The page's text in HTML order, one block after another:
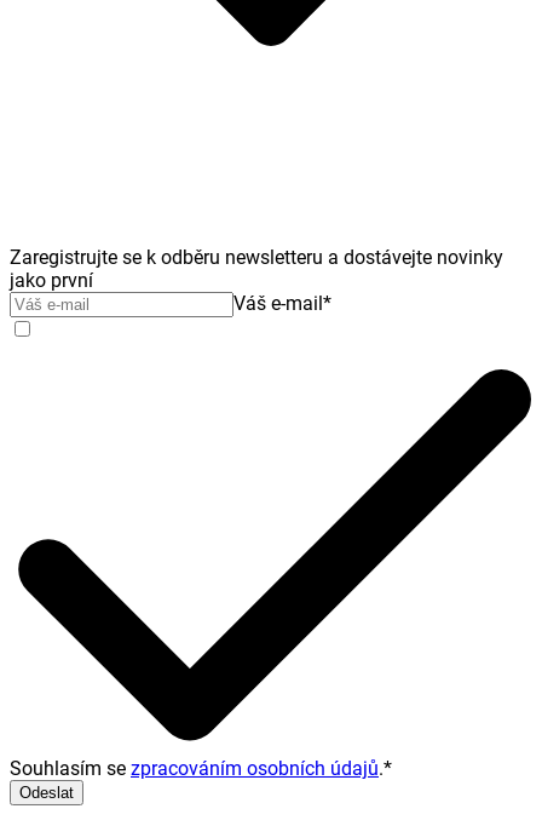
Zaregistrujte se k odběru newsletteru a dostávejte novinky
jako první
Váš e-mail*
Souhlasím se zpracováním osobních údajů.*
Odeslat